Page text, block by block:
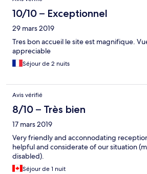
10/10 – Exceptionnel
29 mars 2019
Tres bon accueil le site est magnifique.
appreciable
Séjour de 2 nuits
Avis vérifié
8/10 – Très bien
17 mars 2019
Very friendly and acconnodating
helpful and considerate of our situation
disabled).
Séjour de 1 nuit